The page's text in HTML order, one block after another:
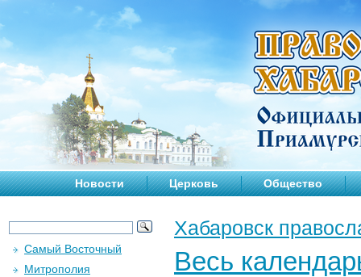
Новости Церковь Общество
Хабаровск
Весь
Самый Восточный
Митрополия